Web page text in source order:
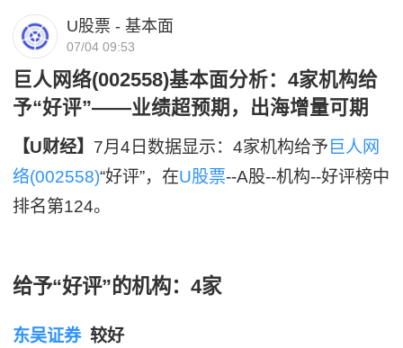
U股票 - 基本面
07/04 09:53
巨人网络(002558)基本面分析：4家机构给
予“好评”——业绩超预期，出海增量可期
【U财经】 7月4日数据显示：4家机构给予 巨人网
络(002558)“好评”，在U股票--A股--机构--好评榜中
排名第124。
给予“好评”的机构：4家
东吴证券较好